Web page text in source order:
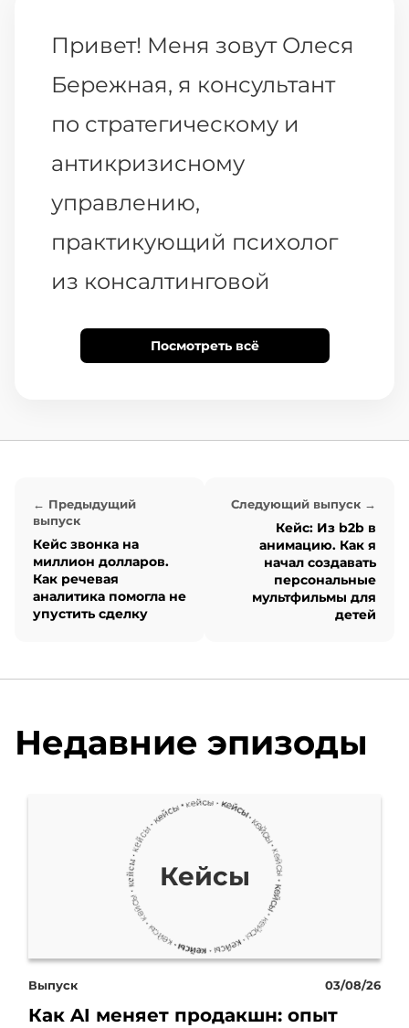
Привет! Меня зовут Олеся
Бережная, я консультант
по стратегическому и
антикризисному
управлению,
практикующий психолог
из консалтинговой
Это новый выпуск
в котором нет ведущего и
гости, которые
рассказывают о своих
кейсах. В этот раз кейсом
уважаемые слушатели,
описания мифов
эффективности, которые
присутствуют у
большинства
собственников или
людей, которые
Посмотреть всё
← Предыдущий
выпуск
Кейс звонка на
миллион долларов.
Как речевая
аналитика помогла не
упустить сделку
Следующий выпуск →
Кейс: Из b2b в
анимацию. Как я
начал создавать
персональные
мультфильмы для
детей
Недавние эпизоды
Кейсы
Выпуск 03/08/26
Как AI меняет продакшн: опыт